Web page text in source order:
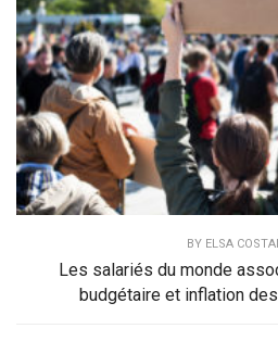
BY ELSA
Les salariés du monde
budgétaire et inflation